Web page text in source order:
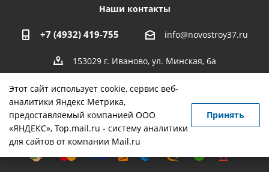
Наши контакты
+7 (4932) 419-755 info@novostroy37.ru
153029 г. Иваново, ул. Минская, 6а
-разработка,продвижение сайта,реклама
Этот сайт использует cookie, сервис веб-
аналитики Яндекс Метрика,
предоставляемый компанией ООО
«ЯНДЕКС», Top.mail.ru - систему аналитики
для сайтов от компании Mail.ru
Принять